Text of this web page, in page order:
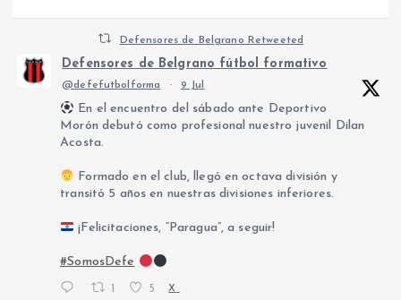
a
s
Defensores de Belgrano Retweeted
Defensores de Belgrano fútbol formativo
@defefutbolforma · 9 Jul
En el encuentro del sábado ante Deportivo
Morón debutó como profesional nuestro juvenil Dilan
Acosta.
Formado en el club, llegó en octava división y
transitó 5 años en nuestras divisiones inferiores.
¡Felicitaciones, “Paragua”, a seguir!
#SomosDefe
5 X